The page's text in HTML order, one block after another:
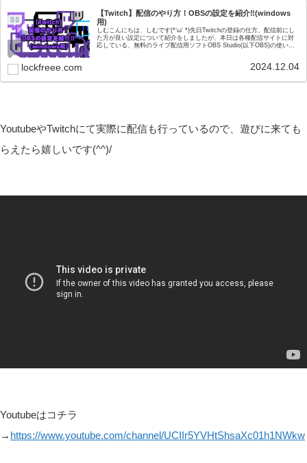
【Twitch】配信のやり方！OBSの設定を紹介‼(windows
用)
しむこんにちは、しむです(*‘ω‘ *)先日Twitchの登録の仕方、配信前にし
た方が良い設定について紹介をしましたが、本日は各種配信サイトに対
応している、無料のライブ配信用ソフトOBS Studio(以下OBS)の使い方
lockfreee.com 2024.12.04
YoutubeやTwitchにて実際に配信も行っているので、遊びに来ても
らえたら嬉しいです(^^)/
Youtubeはコチラ
→ https://www.youtube.com/channel/UCIIr5YVHtShsaXc01h1NWkw